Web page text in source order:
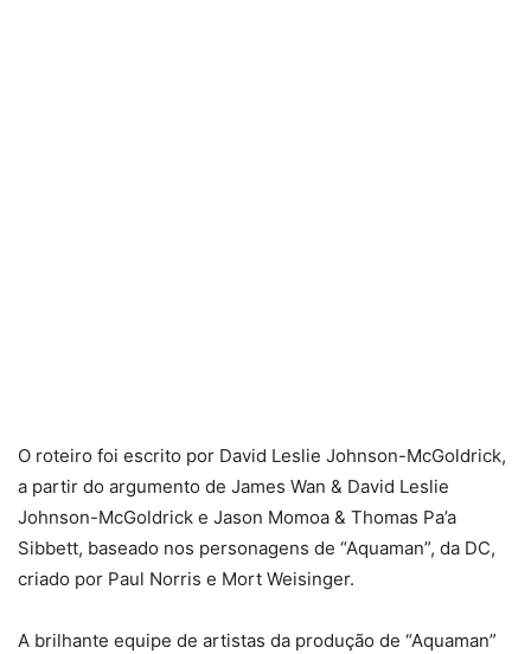
O roteiro foi escrito por David Leslie Johnson-McGoldrick,
a partir do argumento de James Wan & David Leslie
Johnson-McGoldrick e Jason Momoa & Thomas Pa’a
Sibbett, baseado nos personagens de “Aquaman”, da DC,
criado por Paul Norris e Mort Weisinger.
A brilhante equipe de artistas da produção de “Aquaman”